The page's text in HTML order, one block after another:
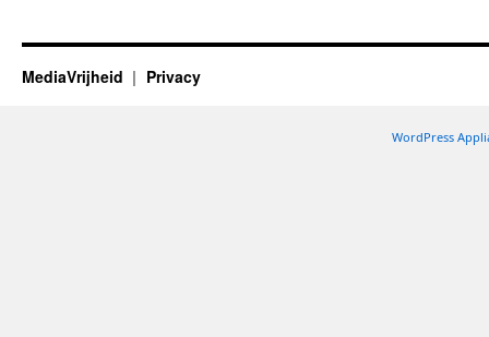
MediaVrijheid Privacy
WordPress